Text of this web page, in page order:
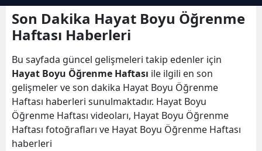
Bilecik
Bitlis
Bolu
Burdur
Bursa
Son Dakika Hayat Boyu Öğrenme
Haftası Haberleri
Bu sayfada güncel gelişmeleri takip edenler için
Hayat Boyu Öğrenme Haftası ile ilgili en son
gelişmeler ve son dakika Hayat Boyu Öğrenme
Haftası haberleri sunulmaktadır. Hayat Boyu
Öğrenme Haftası videoları, Hayat Boyu Öğrenme
Haftası fotoğrafları ve Hayat Boyu Öğrenme Haftası
haberleri